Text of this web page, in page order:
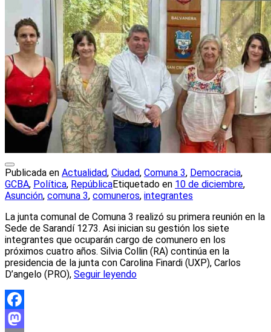
Publicada en Actualidad, Ciudad, Comuna 3, Democracia,
GCBA, Política, RepúblicaEtiquetado en 10 de diciembre,
Asunción, comuna 3, comuneros, integrantes
La junta comunal de Comuna 3 realizó su primera reunión en la
Sede de Sarandí 1273. Asi inician su gestión los siete
integrantes que ocuparán cargo de comunero en los
próximos cuatro años. Silvia Collin (RA) continúa en la
presidencia de la junta con Carolina Finardi (UXP), Carlos
D’angelo (PRO), Seguir leyendo
Facebook